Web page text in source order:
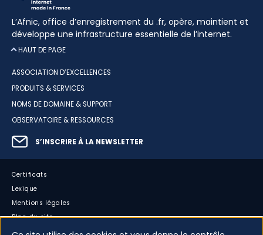
L’Afnic, office d’enregistrement du .fr, opère, maintient et
développe une infrastructure essentielle de l’internet.
HAUT DE PAGE
ASSOCIATION D’EXCELLENCES
PRODUITS & SERVICES
NOMS DE DOMAINE & SUPPORT
OBSERVATOIRE & RESSOURCES
S’INSCRIRE À LA NEWSLETTER
Certificats
Lexique
Mentions légales
Plan du site
Accessibilité : partiellement conforme